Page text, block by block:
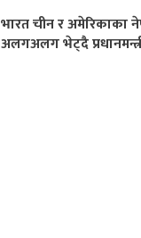
भारत चीन र अमेरिकाका
अलगअलग भेट्दै